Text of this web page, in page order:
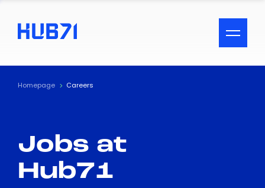
ACCESSIBILITY MENU
Text
Visual Assistance
Contrast
Homepage Careers
Jobs at
Hub71